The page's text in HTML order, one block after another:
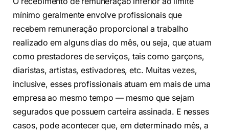
mínimo geralmente envolve profissionais que
recebem remuneração proporcional a trabalho
realizado em alguns dias do mês, ou seja, que atuam
como prestadores de serviços, tais como garçons,
diaristas, artistas, estivadores, etc. Muitas vezes,
inclusive, esses profissionais atuam em mais de uma
empresa ao mesmo tempo — mesmo que sejam
segurados que possuem carteira assinada. E nesses
casos, pode acontecer que, em determinado mês, a